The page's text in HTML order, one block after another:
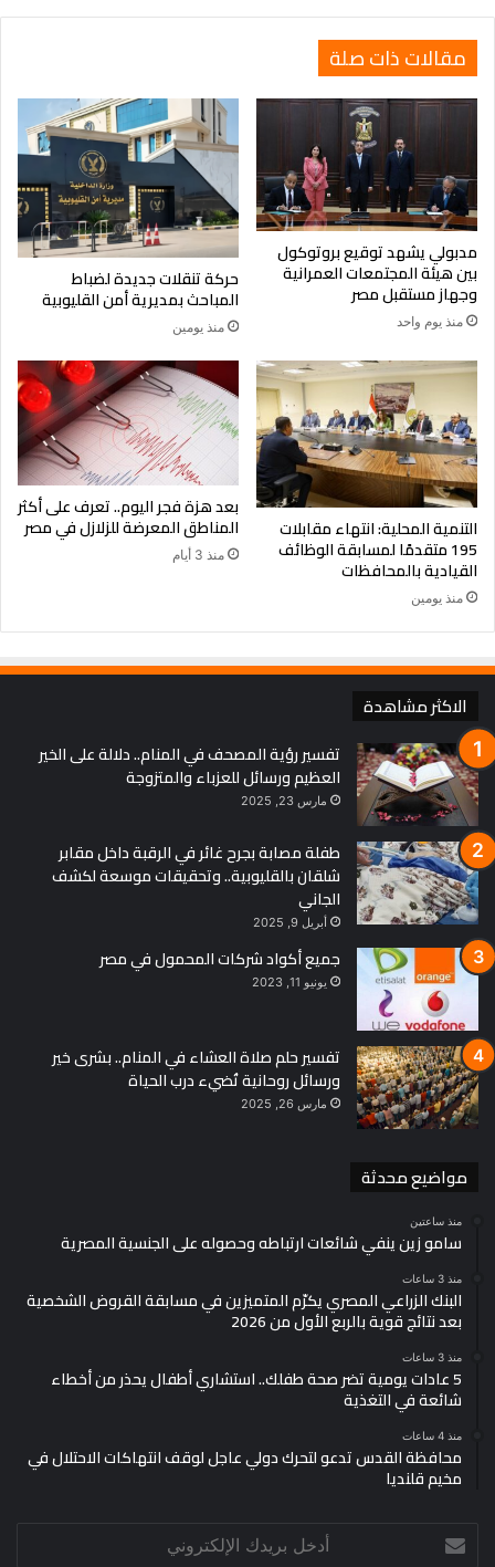
صراعاته
الحقيقية
مقالات ذات صلة
مدبولي يشهد توقيع بروتوكول
بين هيئة المجتمعات العمرانية
وجهاز مستقبل مصر
منذ يوم واحد
حركة تنقلات جديدة لضباط
المباحث بمديرية أمن القليوبية
منذ يومين
التنمية المحلية: انتهاء مقابلات
195 متقدمًا لمسابقة الوظائف
القيادية بالمحافظات
منذ يومين
بعد هزة فجر اليوم.. تعرف على أكثر
المناطق المعرضة للزلازل في مصر
منذ 3 أيام
الاكثر مشاهدة
تفسير رؤية المصحف في المنام.. دلالة على الخير
العظيم ورسائل للعزباء والمتزوجة
مارس 23, 2025
طفلة مصابة بجرح غائر في الرقبة داخل مقابر
شلقان بالقليوبية.. وتحقيقات موسعة لكشف
الجاني
أبريل 9, 2025
جميع أكواد شركات المحمول في مصر
يونيو 11, 2023
تفسير حلم صلاة العشاء في المنام.. بشرى خير
ورسائل روحانية تُضيء درب الحياة
مارس 26, 2025
مواضيع محدثة
منذ ساعتين
سامو زين ينفي شائعات ارتباطه وحصوله على الجنسية المصرية
منذ 3 ساعات
البنك الزراعي المصري يكرّم المتميزين في مسابقة القروض الشخصية
بعد نتائج قوية بالربع الأول من 2026
منذ 3 ساعات
5 عادات يومية تضر صحة طفلك.. استشاري أطفال يحذر من أخطاء
شائعة في التغذية
منذ 4 ساعات
محافظة القدس تدعو لتحرك دولي عاجل لوقف انتهاكات الاحتلال في
مخيم قلنديا
بريدك